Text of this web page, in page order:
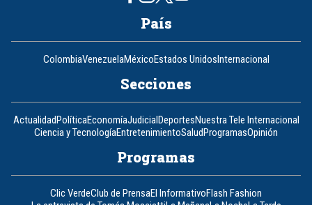
País
ColombiaVenezuelaMéxicoEstados UnidosInternacional
Secciones
ActualidadPolíticaEconomíaJudicialDeportesNuestra Tele Internacional
Ciencia y TecnologíaEntretenimientoSaludProgramasOpinión
Programas
Clic VerdeClub de PrensaEl InformativoFlash Fashion